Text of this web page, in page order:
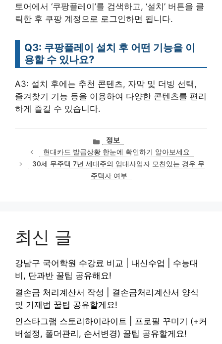
토어에서 ‘쿠팡플레이’를 검색하고, ‘설치’ 버튼을 클
릭한 후 쿠팡 계정으로 로그인하면 됩니다.
Q3: 쿠팡플레이 설치 후 어떤 기능을 이
용할 수 있나요?
A3: 설치 후에는 추천 콘텐츠, 자막 및 더빙 선택,
즐겨찾기 기능 등을 이용하여 다양한 콘텐츠를 편리
하게 즐길 수 있습니다.
카
테
고
리
정보
현대카드 발급상황 한눈에 확인하기 알아보세요
30세 무주택 7년 세대주의 임대사업자 모친있는 경우 무
주택자 여부
최신 글
강남구 국어학원 수강료 비교 | 내신수업 | 수능대
비, 단과반 꿀팁 공유해요!
결손금 처리계산서 작성 | 결손금처리계산서 양식
및 기재법 꿀팁 공유할게요!
인스타그램 스토리하이라이트 | 프로필 꾸미기 (+커
버설정, 폴더관리, 순서변경) 꿀팁 공유할게요!